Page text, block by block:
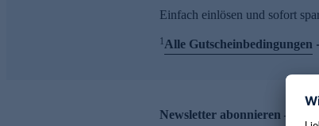
Einfach einlösen und sofort
1Alle Gutscheinbedingungen
Newsletter abonnieren – 10 €